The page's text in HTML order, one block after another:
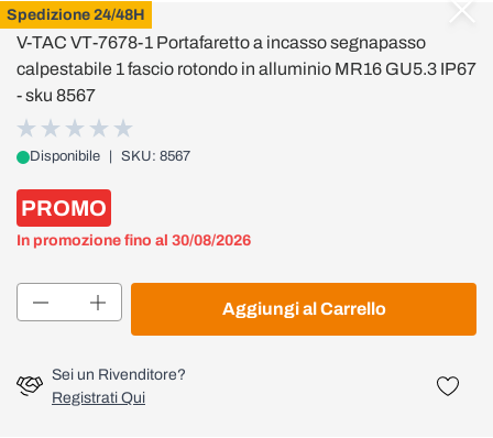
Spedizione 24/48H
V-TAC
V-TAC VT-7678-1 Portafaretto a incasso segnapasso
calpestabile 1 fascio rotondo in alluminio MR16 GU5.3 IP67
- sku 8567
Disponibile SKU: 8567
PROMO
In promozione fino al 30/08/2026
Aggiungi al Carrello
Sei un Rivenditore?
Registrati Qui